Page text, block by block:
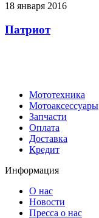
18 января 2016
Патриот
Мототехника
Мотоаксессуары
Запчасти
Оплата
Доставка
Кредит
Информация
О нас
Новости
Пресса о нас